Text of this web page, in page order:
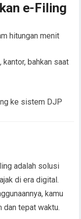
e-Filing
hitungan menit
kantor, bahkan saat
ke sistem DJP
adalah solusi
di era digital.
kamu
dan tepat waktu.